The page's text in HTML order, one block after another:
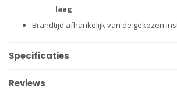
laag
Brandtijd afhankelijk van de gekozen
Specificaties
Reviews